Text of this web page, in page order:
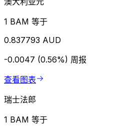
1 BAM 等于
0.837793 AUD
-0.0047 (0.56%) 周报
查看图表
瑞士法郎
1 BAM 等于